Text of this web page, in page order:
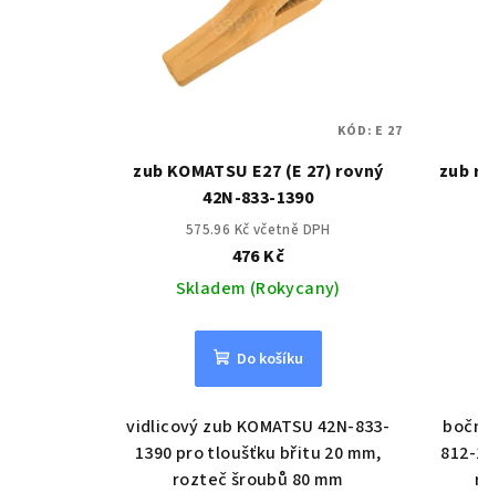
zub KOMATSU E27 (E 27) rovný
42N-833-1390
575.96 Kč včetně DPH
476 Kč
Skladem (Rokycany)
Do košíku
vidlicový zub KOMATSU 42N-833-
1390 pro tloušťku břitu 20 mm,
rozteč šroubů 80 mm
KÓD: E 27
zub